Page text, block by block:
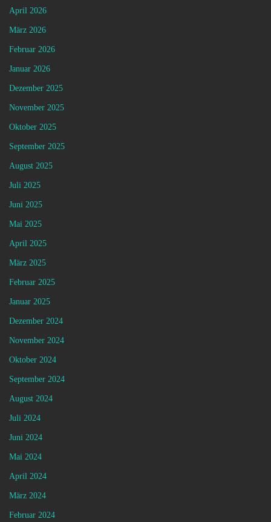
April 2026
März 2026
Februar 2026
Januar 2026
Dezember 2025
November 2025
Oktober 2025
September 2025
August 2025
Juli 2025
Juni 2025
Mai 2025
April 2025
März 2025
Februar 2025
Januar 2025
Dezember 2024
November 2024
Oktober 2024
September 2024
August 2024
Juli 2024
Juni 2024
Mai 2024
April 2024
März 2024
Februar 2024